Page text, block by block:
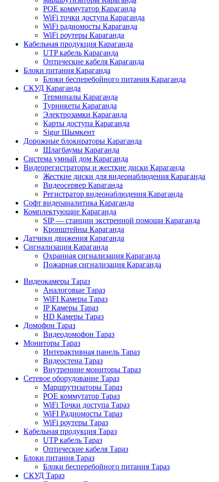
POE коммутатор Караганда
WiFi точки доступа Караганда
WiFi радиомосты Караганда
WiFi роутеры Караганда
Кабельная продукция Караганда
UTP кабель Караганда
Оптические кабеля Караганда
Блоки питания Караганда
Блоки бесперебойного питания Караганда
СКУД Караганда
Терминалы Караганда
Турникеты Караганда
Электрозамки Караганда
Карты доступа Караганда
Sigur Шымкент
Дорожные блокираторы Караганда
Шлагбаумы Караганда
Система умный дом Караганда
Видеорегистраторы и жесткие диски Караганда
Жесткие диски для видеонаблюдения Караганда
Видеосервер Караганда
Регистратор видеонаблюдения Караганда
Софт видеоаналитика Караганда
Комплектующие Караганда
SIP — станции экстренной помощи Караганда
Кронштейны Караганда
Датчики движения Караганда
Сигнализация Караганда
Охранная сигнализация Караганда
Пожарная сигнализация Караганда
Видеокамеры Тараз
Аналоговые Тараз
WiFI Камеры Тараз
IP Камеры Тараз
HD Камеры Тараз
Домофон Тараз
Видеодомофон Тараз
Мониторы Тараз
Интерактивная панель Тараз
Видеостена Тараз
Внутренние мониторы Тараз
Сетевое оборудование Тараз
Маршрутизаторы Тараз
POE коммутатор Тараз
WiFi Точки доступа Тараз
WiFI Радиомосты Тараз
WiFi роутеры Тараз
Кабельная продукция Тараз
UTP кабель Тараз
Оптические кабеля Тараз
Блоки питания Тараз
Блоки бесперебойного питания Тараз
СКУД Тараз